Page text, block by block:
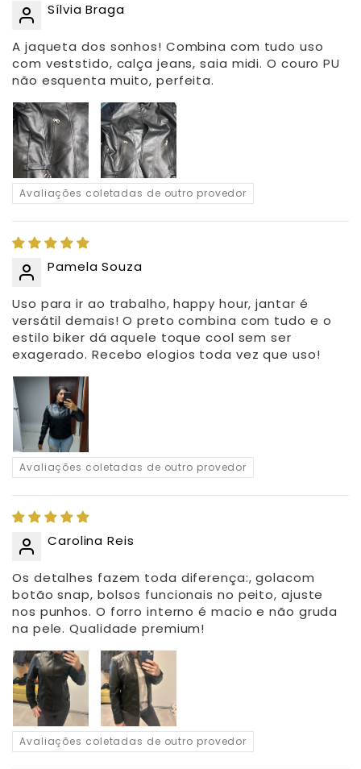
Sílvia Braga
A jaqueta dos sonhos! Combina com tudo uso
com veststido, calça jeans, saia midi. O couro PU
não esquenta muito, perfeita.
Avaliações coletadas de outro provedor
Pamela Souza
Uso para ir ao trabalho, happy hour, jantar é
versátil demais! O preto combina com tudo e o
estilo biker dá aquele toque cool sem ser
exagerado. Recebo elogios toda vez que uso!
Avaliações coletadas de outro provedor
Carolina Reis
Os detalhes fazem toda diferença:, golacom
botão snap, bolsos funcionais no peito, ajuste
nos punhos. O forro interno é macio e não gruda
na pele. Qualidade premium!
Avaliações coletadas de outro provedor